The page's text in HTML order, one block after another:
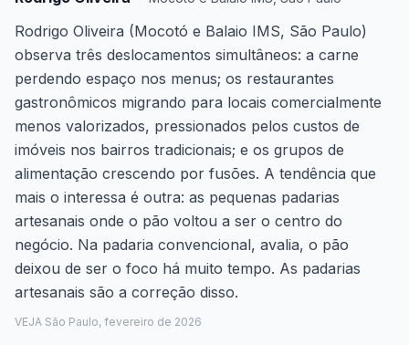
Rodrigo Oliveira (Mocotó e Balaio IMS, São Paulo)
observa três deslocamentos simultâneos: a carne
perdendo espaço nos menus; os restaurantes
gastronômicos migrando para locais comercialmente
menos valorizados, pressionados pelos custos de
imóveis nos bairros tradicionais; e os grupos de
alimentação crescendo por fusões. A tendência que
mais o interessa é outra: as pequenas padarias
artesanais onde o pão voltou a ser o centro do
negócio. Na padaria convencional, avalia, o pão
deixou de ser o foco há muito tempo. As padarias
artesanais são a correção disso.
VEJA São Paulo, fevereiro de 2026